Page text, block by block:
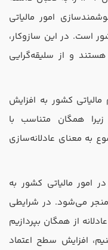
امور مالیاتی
است. در این سازوکار،
و از سلیقه‌گرایی
کشور به افزایش
زیرا همگان متناسب با
به معنای عادلانه‌سازی
امور مالیاتی کشور به
منجر می‌شود. در شرایطی
از همگان بپردازیم
افزایش سطح اعتماد